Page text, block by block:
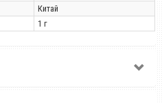
Китай
1 г